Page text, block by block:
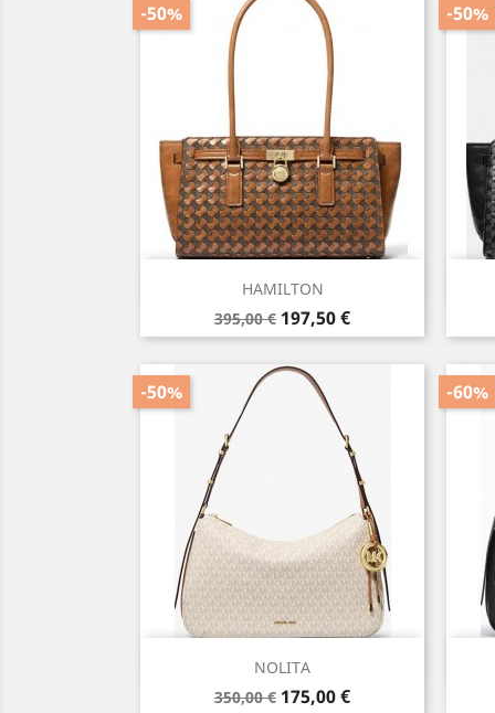
HAMILTON
Prix
de
395,00 €
-50%
Prix
197,50 €
Aperçu rapide
-50%
NOLITA
Prix
350,00 €
-50%
Prix
175,00 €
Aperçu rapide
-60%